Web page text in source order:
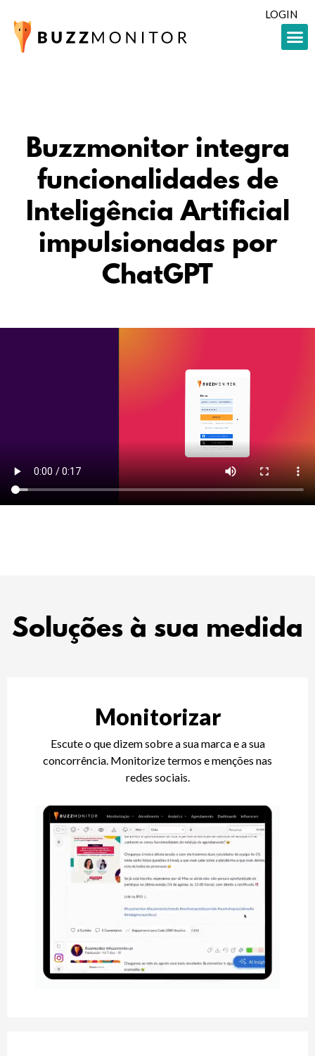
LOGIN
Buzzmonitor integra
funcionalidades de
Inteligência Artificial
impulsionadas por
ChatGPT
Soluções à sua medida
Monitorizar
Escute o que dizem sobre a sua marca e a sua
concorrência. Monitorize termos e menções nas
redes sociais.